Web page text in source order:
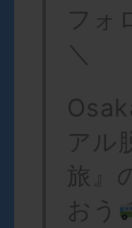
フォ
＼
アル
旅』
おう